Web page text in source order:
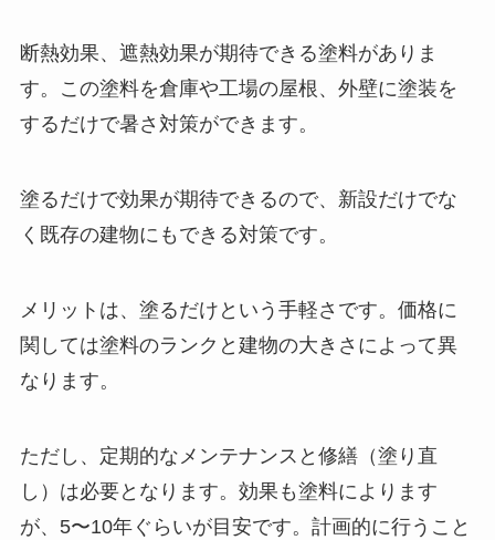
断熱効果、遮熱効果が期待できる塗料がありま
す。この塗料を倉庫や工場の屋根、外壁に塗装を
するだけで暑さ対策ができます。
塗るだけで効果が期待できるので、新設だけでな
く既存の建物にもできる対策です。
メリットは、塗るだけという手軽さです。価格に
関しては塗料のランクと建物の大きさによって異
なります。
ただし、定期的なメンテナンスと修繕（塗り直
し）は必要となります。効果も塗料によります
が、5〜10年ぐらいが目安です。計画的に行うこと